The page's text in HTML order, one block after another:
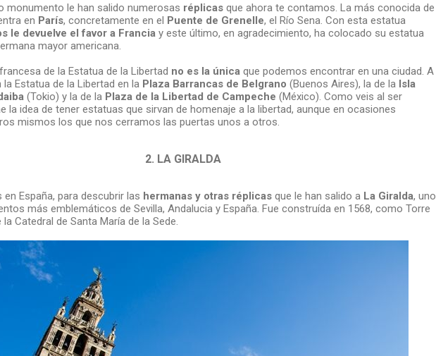
monumento le han salido numerosas réplicasque ahora te contamos. La más conocida de
en París, concretamente en el Puente de Grenelle, el Río Sena. Con esta estatua
le devuelve el favor a Francia y este último, en agradecimiento, ha colocado su estatua
mayor americana.
de la Estatua de la Libertad no es la única que podemos encontrar en una ciudad. A
Estatua de la Libertad en la Plaza Barrancas de Belgrano (Buenos Aires), la de la Isla
(Tokio) y la de la Plaza de la Libertad de Campeche (México). Como veis al ser
la idea de tener estatuas que sirvan de homenaje a la libertad, aunque en ocasiones
mismos los que nos cerramos las puertas unos a otros.
2. LA GIRALDA
España, para descubrir las hermanas y otras réplicasque le han salido a La Giralda, uno
más emblemáticos de Sevilla, Andalucia y España. Fue construída en 1568, como Torre
Catedral de Santa María de la Sede.